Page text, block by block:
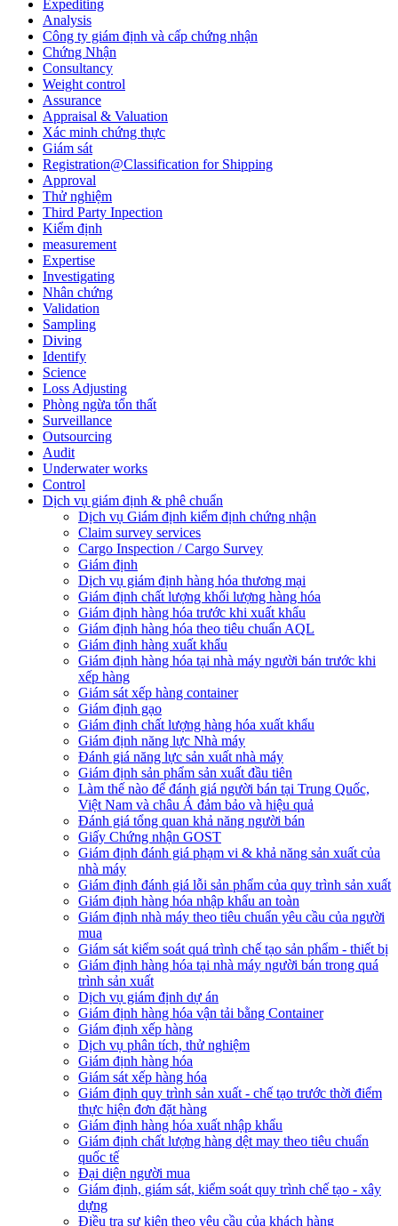
Expediting
Analysis
Công ty giám định và cấp chứng nhận
Chứng Nhận
Consultancy
Weight control
Assurance
Appraisal & Valuation
Xác minh chứng thực
Giám sát
Registration@Classification for Shipping
Approval
Thử nghiệm
Third Party Inpection
Kiểm định
measurement
Expertise
Investigating
Nhân chứng
Validation
Sampling
Diving
Identify
Science
Loss Adjusting
Phòng ngừa tổn thất
Surveillance
Outsourcing
Audit
Underwater works
Control
Dịch vụ giám định & phê chuẩn
Dịch vụ Giám định kiểm định chứng nhận
Claim survey services
Cargo Inspection / Cargo Survey
Giám định
Dịch vụ giám định hàng hóa thương mại
Giám định chất lượng khối lượng hàng hóa
Giám định hàng hóa trước khi xuất khẩu
Giám định hàng hóa theo tiêu chuẩn AQL
Giám định hàng xuất khẩu
Giám định hàng hóa tại nhà máy người bán trước khi
xếp hàng
Giám sát xếp hàng container
Giám định gạo
Giám định chất lượng hàng hóa xuất khẩu
Giám định năng lực Nhà máy
Đánh giá năng lực sản xuất nhà máy
Giám định sản phẩm sản xuất đầu tiên
Làm thế nào để đánh giá người bán tại Trung Quốc,
Việt Nam và châu Á đảm bảo và hiệu quả
Đánh giá tổng quan khả năng người bán
Giấy Chứng nhận GOST
Giám định đánh giá phạm vi & khả năng sản xuất của
nhà máy
Giám định đánh giá lỗi sản phẩm của quy trình sản xuất
Giám định hàng hóa nhập khẩu an toàn
Giám định nhà máy theo tiêu chuẩn yêu cầu của người
mua
Giám sát kiểm soát quá trình chế tạo sản phẩm - thiết bị
Giám định hàng hóa tại nhà máy người bán trong quá
trình sản xuất
Dịch vụ giám định dự án
Giám định hàng hóa vận tải bằng Container
Giám định xếp hàng
Dịch vụ phân tích, thử nghiệm
Giám định hàng hóa
Giám sát xếp hàng hóa
Giám định quy trình sản xuất - chế tạo trước thời điểm
thực hiện đơn đặt hàng
Giám định hàng hóa xuất nhập khẩu
Giám định chất lượng hàng dệt may theo tiêu chuẩn
quốc tế
Đại diện người mua
Giám định, giám sát, kiểm soát quy trình chế tạo - xây
dựng
Điều tra sự kiện theo yêu cầu của khách hàng